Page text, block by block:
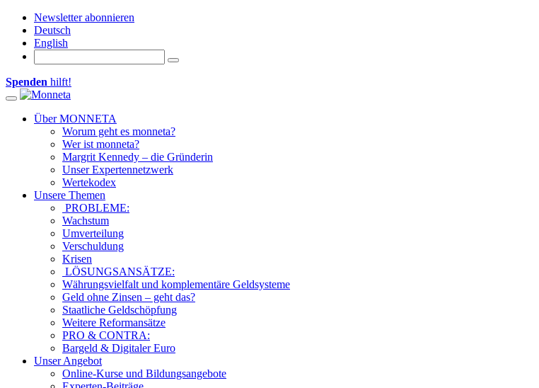
Newsletter abonnieren
Deutsch
English
Spenden hilft!
Toggle navigation
Über MONNETA
Worum geht es monneta?
Wer ist monneta?
Margrit Kennedy – die Gründerin
Unser Expertennetzwerk
Wertekodex
Unsere Themen
PROBLEME:
Wachstum
Umverteilung
Verschuldung
Krisen
LÖSUNGSANSÄTZE:
Währungsvielfalt und komplementäre Geldsysteme
Geld ohne Zinsen – geht das?
Staatliche Geldschöpfung
Weitere Reformansätze
PRO & CONTRA:
Bargeld & Digitaler Euro
Unser Angebot
Online-Kurse und Bildungsangebote